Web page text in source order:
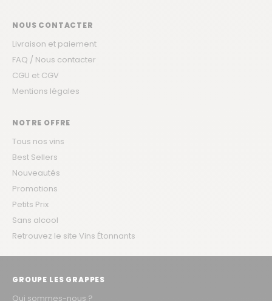
NOUS CONTACTER
Livraison et paiement
FAQ / Nous contacter
CGU et CGV
Mentions légales
NOTRE OFFRE
Tous nos vins
Best Sellers
Nouveautés
Promotions
Petits Prix
Sans alcool
Retrouvez le site Vins Étonnants
GROUPE LES GRAPPES
Qui sommes-nous ?